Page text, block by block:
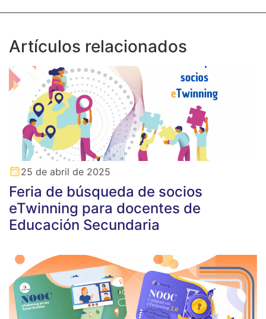
Artículos relacionados
25 de abril de 2025
Feria de búsqueda de socios
eTwinning para docentes de
Educación Secundaria